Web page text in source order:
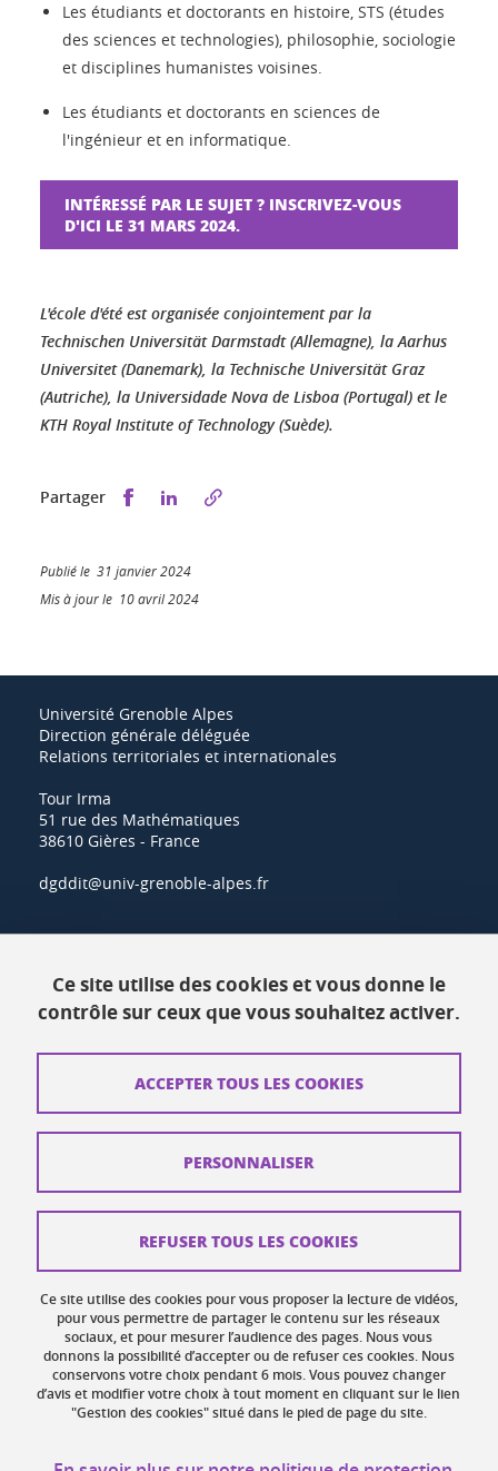
Les étudiants et doctorants en histoire, STS (études
des sciences et technologies), philosophie, sociologie
et disciplines humanistes voisines.
Les étudiants et doctorants en sciences de
l'ingénieur et en informatique.
INTÉRESSÉ PAR LE SUJET ? INSCRIVEZ-VOUS
D'ICI LE 31 MARS 2024.
L'école d'été est organisée conjointement par la
Technischen Universität Darmstadt (Allemagne), la Aarhus
Universitet (Danemark), la Technische Universität Graz
(Autriche), la Universidade Nova de Lisboa (Portugal) et le
KTH Royal Institute of Technology (Suède).
Partager Partager sur Facebook
Partager sur LinkedIn
Publié le 31 janvier 2024
Mis à jour le 10 avril 2024
Université Grenoble Alpes
Direction générale déléguée
Relations territoriales et internationales
Tour Irma
51 rue des Mathématiques
38610 Gières - France
dgddit@univ-grenoble-alpes.fr
Ressources
Contacts
Plans d'accès
Mentions légales
Plan du site web
Gestion des cookies
Accessibilité : non conforme
Ce site utilise des cookies et vous donne le
contrôle sur ceux que vous souhaitez activer.
Ce site utilise des cookies pour vous proposer la lecture de vidéos,
pour vous permettre de partager le contenu sur les réseaux
sociaux, et pour mesurer l’audience des pages. Nous vous
donnons la possibilité d’accepter ou de refuser ces cookies. Nous
conservons votre choix pendant 6 mois. Vous pouvez changer
d’avis et modifier votre choix à tout moment en cliquant sur le lien
"Gestion des cookies" situé dans le pied de page du site.
ACCEPTER TOUS LES COOKIES
REFUSER TOUS LES COOKIES
PERSONNALISER